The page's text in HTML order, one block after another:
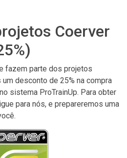
Coerver
fazem parte dos projetos
desconto de 25% na compra
sistema ProTrainUp. Para obter
para nós, e prepareremos uma